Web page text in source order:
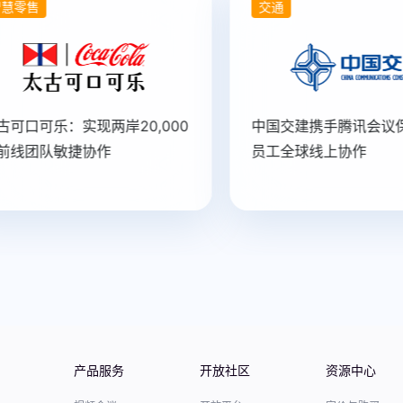
零售
口可乐：实现两岸20,000
团队敏捷协作
交通
中国交建携手腾讯会议
员工全球线上协作
产品服务 开放社区 资源中心